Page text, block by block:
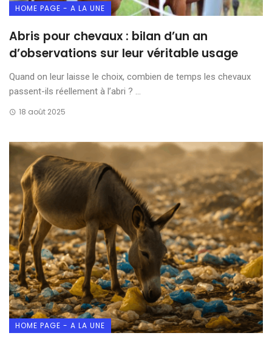
HOME PAGE - A LA UNE
Abris pour chevaux : bilan d’un an
d’observations sur leur véritable usage
Quand on leur laisse le choix, combien de temps les chevaux
passent-ils réellement à l’abri ? ...
18 août 2025
HOME PAGE - A LA UNE